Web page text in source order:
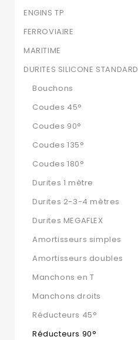
ENGINS TP
FERROVIAIRE
MARITIME
DURITES SILICONE STANDARD
Bouchons
Coudes 45°
Coudes 90°
Coudes 135°
Coudes 180°
Durites 1 mètre
Durites 2-3-4 mètres
Durites MEGAFLEX
Amortisseurs simples
Amortisseurs doubles
Manchons en T
Manchons droits
Réducteurs 45°
Réducteurs 90°